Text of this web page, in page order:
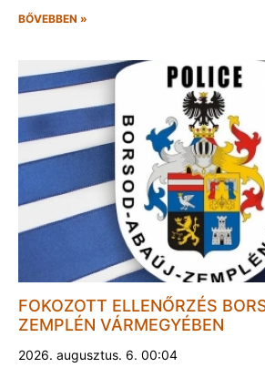
BŐVEBBEN »
FOKOZOTT ELLENŐRZÉS
ZEMPLÉN VÁRMEGYÉBEN
2026. augusztus. 6. 00:04